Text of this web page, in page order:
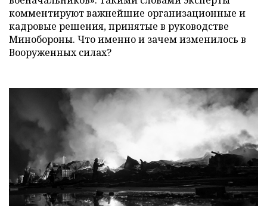
комментируют важнейшие организационные и
кадровые решения, принятые в руководстве
Минобороны. Что именно и зачем изменилось в
Вооруженных силах?